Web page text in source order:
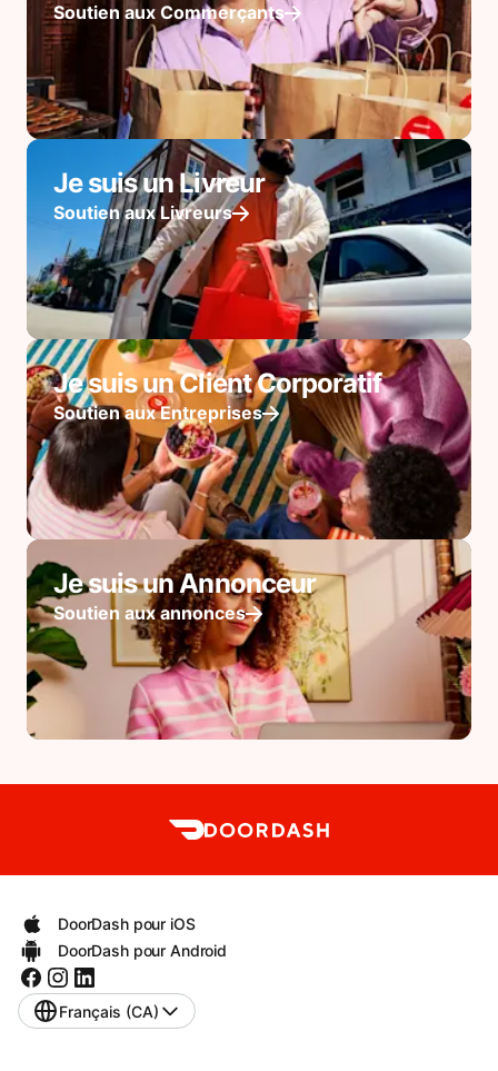
Soutien aux Commerçants
Je suis un Livreur
Soutien aux Livreurs
Je suis un Client Corporatif
Soutien aux Entreprises
Je suis un Annonceur
Soutien aux annonces
DoorDash pour iOS
DoorDash pour Android
Français (CA)